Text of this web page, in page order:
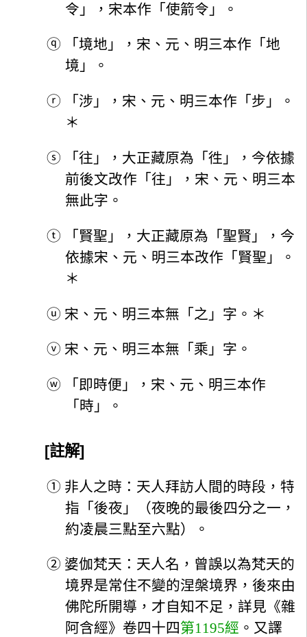
令」，宋本作「使箭令」。
ⓠ
「境地」，宋、元、明三本作「地
境」。
ⓡ
「涉」，宋、元、明三本作「步」。
＊
ⓢ
「往」，大正藏原為「徃」，今依據
前後文改作「往」，宋、元、明三本
無此字。
ⓣ
「賢聖」，大正藏原為「聖賢」，今
依據宋、元、明三本改作「賢聖」。
＊
ⓤ 宋、元、明三本無「之」字。＊
ⓥ 宋、元、明三本無「乘」字。
ⓦ
「即時便」，宋、元、明三本作
「時」。
[註解]
① 非人之時：天人拜訪人間的時段，特
指「後夜」（夜晚的最後四分之一，
約凌晨三點至六點）。
② 婆伽梵天：天人名，曾誤以為梵天的
境界是常住不變的涅槃境界，後來由
佛陀所開導，才自知不足，詳見《雜
阿含經》卷四十四第1195經 。又譯